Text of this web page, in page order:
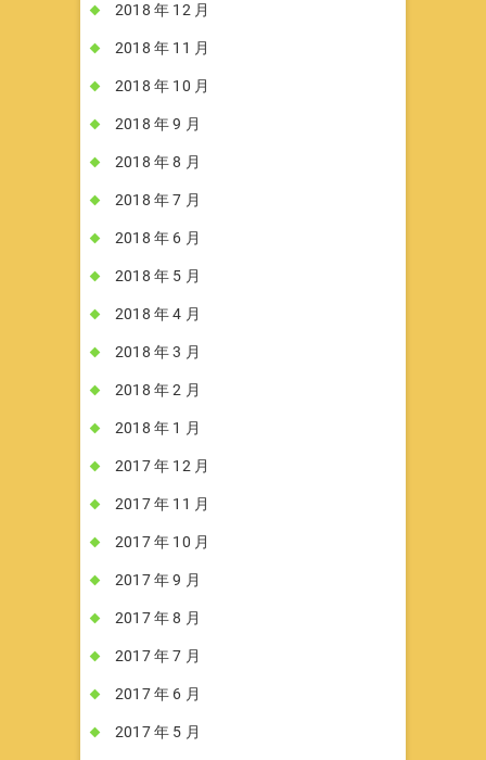
2018 年 12 月
2018 年 11 月
2018 年 10 月
2018 年 9 月
2018 年 8 月
2018 年 7 月
2018 年 6 月
2018 年 5 月
2018 年 4 月
2018 年 3 月
2018 年 2 月
2018 年 1 月
2017 年 12 月
2017 年 11 月
2017 年 10 月
2017 年 9 月
2017 年 8 月
2017 年 7 月
2017 年 6 月
2017 年 5 月